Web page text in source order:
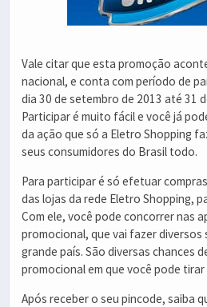
Vale citar que esta promoção
nacional, e conta com período de
dia 30 de setembro de 2013 até 31
Participar é muito fácil e você já
da ação que só a Eletro Shopping
seus consumidores do Brasil todo.
Para participar é só efetuar
das lojas da rede Eletro Shopping,
Com ele, você pode concorrer nas
promocional, que vai fazer
grande país. São diversas chances
promocional em que você pode
Após receber o seu pincode, saiba